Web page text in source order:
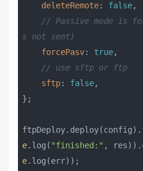
deleteRemote: false,
// Passive mode is
s not sent)
forcePasv: true,
// use sftp or ftp
sftp: false,
};
e.log( "finished:" ,
e.log(err));